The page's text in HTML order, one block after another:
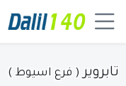
تابروير ( فرع اسيوط )